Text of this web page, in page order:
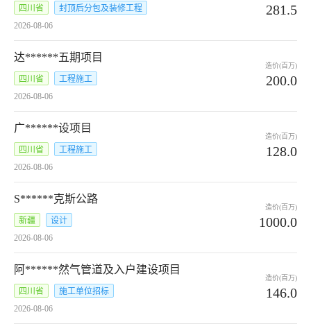
四川省
封顶后分包及装修工程
2026-08-06
281.5
达******五期项目
四川省
工程施工
2026-08-06
造价(百万)
200.0
广******设项目
四川省
工程施工
2026-08-06
造价(百万)
128.0
S******克斯公路
新疆
设计
2026-08-06
造价(百万)
1000.0
阿******然气管道及入户建设项目
四川省
施工单位招标
2026-08-06
造价(百万)
146.0